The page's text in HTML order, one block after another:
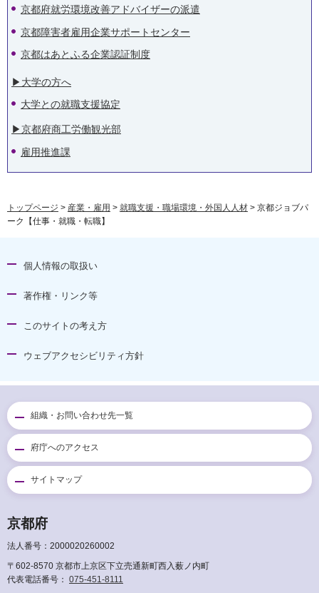
京都府就労環境改善アドバイザーの派遣
京都障害者雇用企業サポートセンター
京都はあとふる企業認証制度
▶︎大学の方へ
大学との就職支援協定
▶︎京都府商工労働観光部
雇用推進課
トップページ > 産業・雇用 > 就職支援・職場環境・外国人人材 > 京都ジョブパ
ーク【仕事・就職・転職】
個人情報の取扱い
著作権・リンク等
このサイトの考え方
ウェブアクセシビリティ方針
組織・お問い合わせ先一覧
府庁へのアクセス
サイトマップ
京都府
法人番号：2000020260002
〒602-8570 京都市上京区下立売通新町西入薮ノ内町
代表電話番号： 075-451-8111